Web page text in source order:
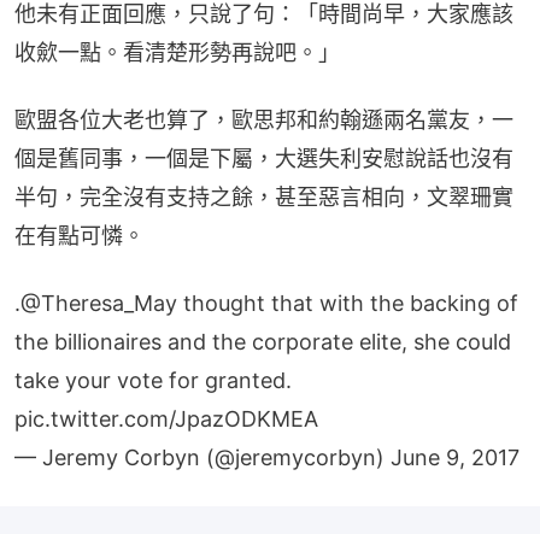
他未有正面回應，只說了句：「時間尚早，大家應該
收歛一點。看清楚形勢再說吧。」
歐盟各位大老也算了，歐思邦和約翰遜兩名黨友，一
個是舊同事，一個是下屬，大選失利安慰說話也沒有
半句，完全沒有支持之餘，甚至惡言相向，文翠珊實
在有點可憐。
.@Theresa_May thought that with the backing of
the billionaires and the corporate elite, she could
take your vote for granted.
pic.twitter.com/JpazODKMEA
— Jeremy Corbyn (@jeremycorbyn) June 9, 2017